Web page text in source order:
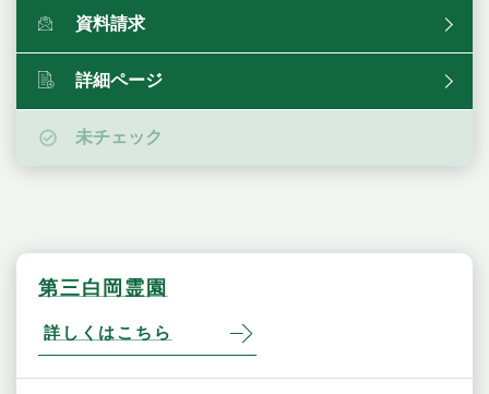
資料請求
詳細ページ
未チェック
第三白岡霊園
詳しくはこちら